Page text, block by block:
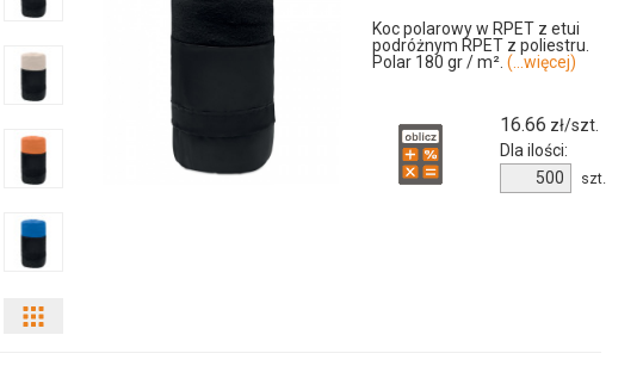
produktu
01
Koc polarowy w RPET z etui
podróżnym RPET z poliestru.
Polar 180 gr / m². (...więcej)
16.66 zł/szt.
Dla ilości:
produktu
szt.